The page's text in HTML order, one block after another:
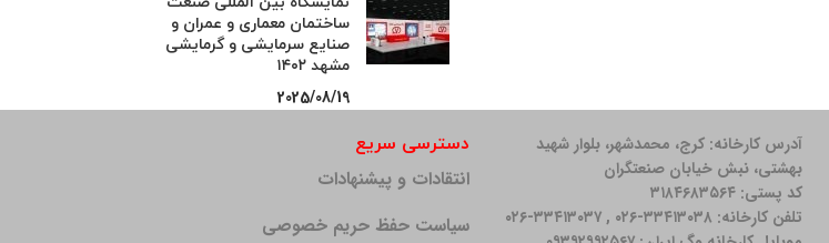
ساختمان معماری و عمران و
صنایع سرمایشی و گرمایشی
مشهد ۱۴۰۲
2025/08/19
آدرس کارخانه: كرج، محمدشهر، بلوار شهید
بهشتی، نبش خیابان صنعتگران
کد پستی: ۳۱۸۴۶۸۳۵۶۴
تلفن کارخانه: ۳۳۴۱۳۰۳۸-۰۲۶ , ۳۳۴۱۳۰۳۷-۰۲۶
دسترسی سریع
انتقادات و پیشنهادات
سیاست حفظ حریم خصوصی